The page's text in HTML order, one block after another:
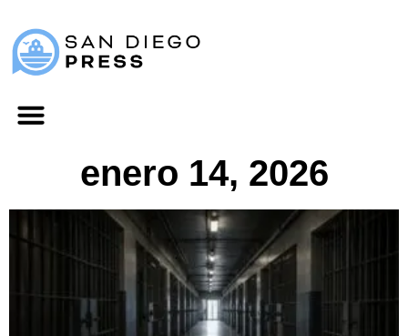
enero 14, 2026